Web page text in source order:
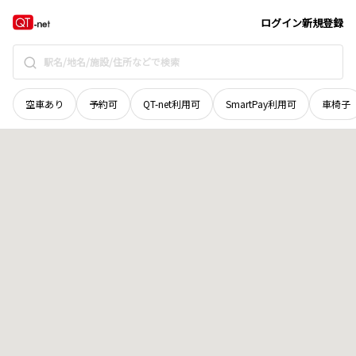
ログイン新規登録
空車あり 予約可 QT-net利用可 SmartPay利用可 車椅子
青森県